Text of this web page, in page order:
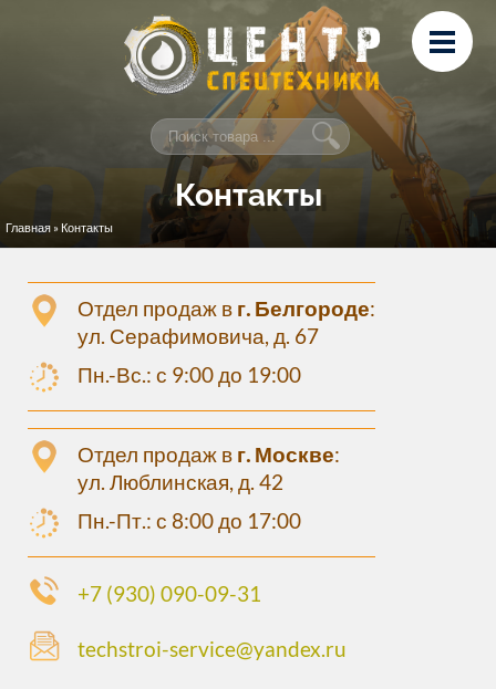
Перейти к основному содержанию
Лизинг
Сервис и ремонт
Контакты
Контакты
Вы здесь
Главная » Контакты
Отдел продаж в г. Белгороде:
ул. Серафимовича, д. 67
Пн.-Вс.: с 9:00 до 19:00
Отдел продаж в г. Москве:
ул. Люблинская, д. 42
Пн.-Пт.: с 8:00 до 17:00
+7 (930) 090-09-31
techstroi-service@yandex.ru